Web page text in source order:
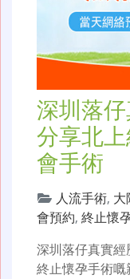
深圳落
分享北
會手術
人流手術, 大
會預約, 終止懷
深圳落仔真實
終止懷孕手術